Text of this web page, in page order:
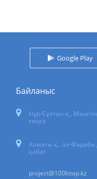
Google Play
Байланыс
Нұр-Сұлтан қ.,
кеңсе
Алматы қ., әл-Фараби
қабат
project@100kitap.kz